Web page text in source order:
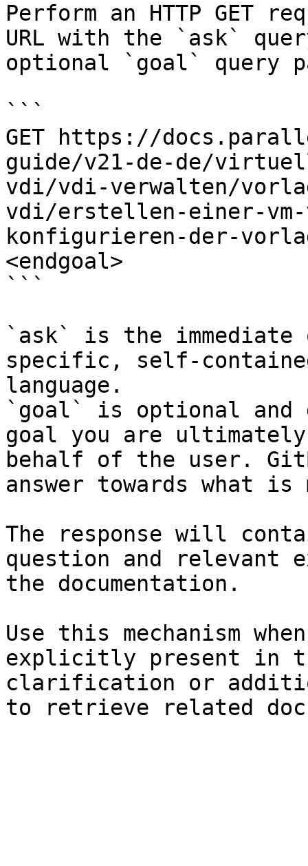
Perform an HTTP GET
URL with the `ask`
optional `goal` query
```
GET https://
guide/v21-de-de/
vdi/vdi-verwalten/
vdi/erstellen-einer-
konfigurieren-der-
<endgoal>
```
`ask` is the
specific, self-
language.
`goal` is optional and
goal you are
behalf of the user.
answer towards what
The response will
question and relevant
the documentation.
Use this mechanism
explicitly present in
clarification or